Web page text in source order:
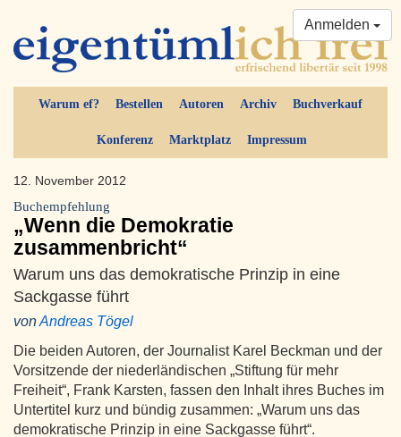
Warum ef? Bestellen Autoren Archiv Buchverkauf
Konferenz Marktplatz Impressum
Anmelden
12. November 2012
Buchempfehlung
„Wenn die Demokratie
zusammenbricht“
Warum uns das demokratische Prinzip in eine
Sackgasse führt
vonAndreas Tögel
Die beiden Autoren, der Journalist Karel Beckman und der
Vorsitzende der niederländischen „Stiftung für mehr
Freiheit“, Frank Karsten, fassen den Inhalt ihres Buches im
Untertitel kurz und bündig zusammen: „Warum uns das
demokratische Prinzip in eine Sackgasse führt“.